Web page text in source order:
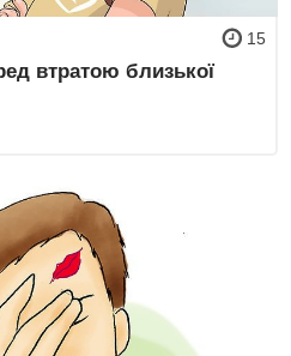
15
втратою близької